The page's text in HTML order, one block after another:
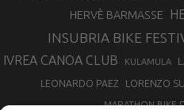
HERVÈ BARMASSE
INSUBRIA BIKE
IVREA CANOA CLUB KULAMULA
LEONARDO PAEZ LORENZO
MARATHON BIKE